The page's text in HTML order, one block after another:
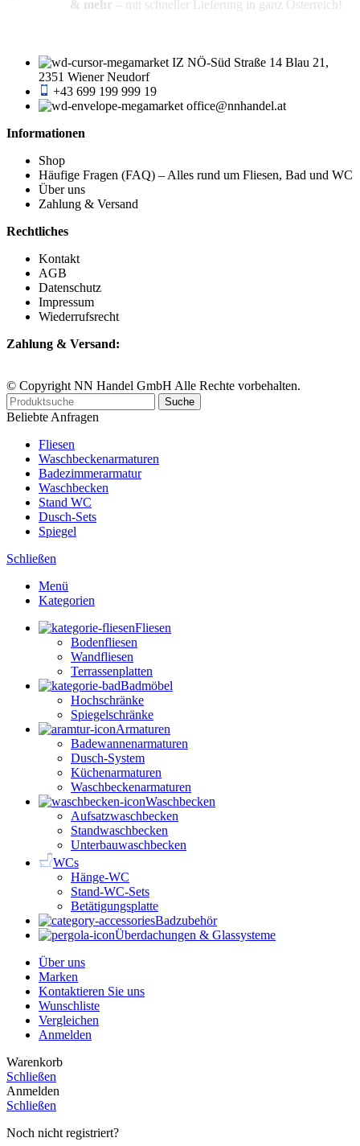
& mehr – mit schneller Lieferung in ganz Österreich!
IZ NÖ-Süd Straße 14 Blau 21,
2351 Wiener Neudorf
+43 699 199 999 19
office@nnhandel.at
Informationen
Shop
Häufige Fragen (FAQ) – Alles rund um Fliesen, Bad und WC
Über uns
Zahlung & Versand
Rechtliches
Kontakt
AGB
Datenschutz
Impressum
Wiederrufsrecht
Zahlung & Versand:
© Copyright NN Handel GmbH Alle Rechte vorbehalten.
Suche
Beliebte Anfragen
Fliesen
Waschbeckenarmaturen
Badezimmerarmatur
Waschbecken
Stand WC
Dusch-Sets
Spiegel
Schließen
Menü
Kategorien
Fliesen
Bodenfliesen
Wandfliesen
Terrassenplatten
Badmöbel
Hochschränke
Spiegelschränke
Armaturen
Badewannenarmaturen
Dusch-System
Küchenarmaturen
Waschbeckenarmaturen
Waschbecken
Aufsatzwaschbecken
Standwaschbecken
Unterbauwaschbecken
WCs
Hänge-WC
Stand-WC-Sets
Betätigungsplatte
Badzubehör
Überdachungen & Glassysteme
Über uns
Marken
Kontaktieren Sie uns
Wunschliste
Vergleichen
Anmelden
Warenkorb
Schließen
Anmelden
Schließen
Noch nicht registriert?